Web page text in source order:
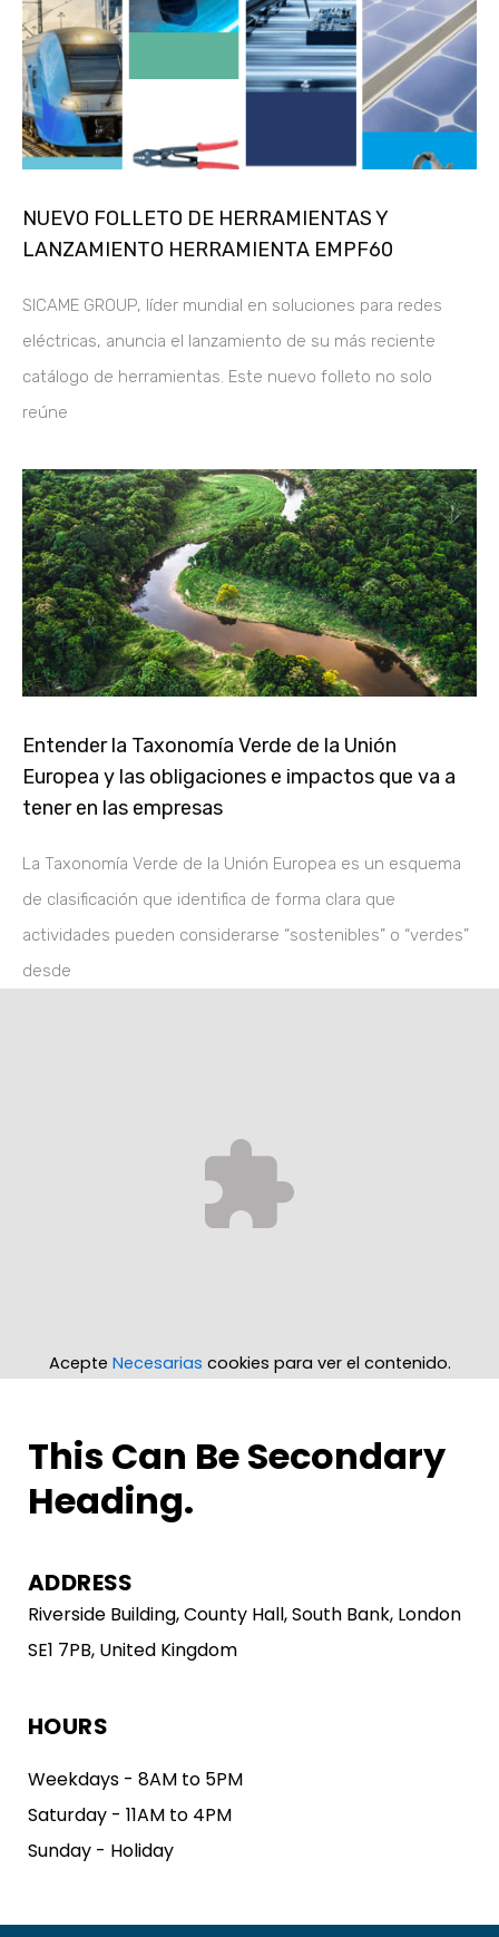
NUEVO FOLLETO DE HERRAMIENTAS Y
LANZAMIENTO HERRAMIENTA EMPF60
SICAME GROUP, líder mundial en soluciones para redes
eléctricas, anuncia el lanzamiento de su más reciente
catálogo de herramientas. Este nuevo folleto no solo
reúne
Entender la Taxonomía Verde de la Unión
Europea y las obligaciones e impactos que va a
tener en las empresas
La Taxonomía Verde de la Unión Europea es un esquema
de clasificación que identifica de forma clara que
actividades pueden considerarse “sostenibles” o “verdes”
desde
Acepte Necesarias cookies para ver el contenido.
This Can Be Secondary
Heading.
ADDRESS
Riverside Building, County Hall, South Bank, London
SE1 7PB, United Kingdom
HOURS
Weekdays - 8AM to 5PM
Saturday - 11AM to 4PM
Sunday - Holiday